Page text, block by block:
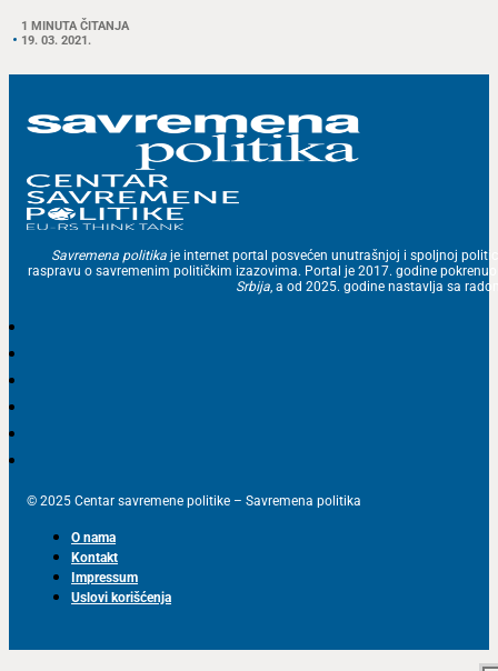
1 MINUTA ČITANJA
19. 03. 2021.
Savremena politika je internet portal posvećen unutrašnjoj i spoljnoj
raspravu o savremenim političkim izazovima. Portal je 2017. godine
Srbija, a od 2025. godine nastavlja sa
© 2025 Centar savremene politike – Savremena politika
O nama
Kontakt
Impressum
Uslovi korišćenja